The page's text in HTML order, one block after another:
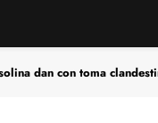
dan con toma